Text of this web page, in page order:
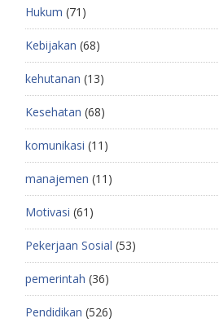
Hukum (71)
Kebijakan (68)
kehutanan (13)
Kesehatan (68)
komunikasi (11)
manajemen (11)
Motivasi (61)
Pekerjaan Sosial (53)
pemerintah (36)
Pendidikan (526)